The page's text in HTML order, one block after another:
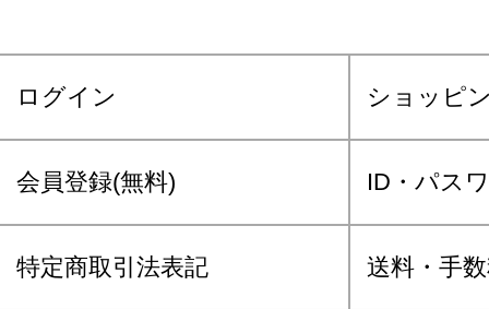
ログイン ショッピ
会員登録(無料) ID・パス
特定商取引法表記 送料・手